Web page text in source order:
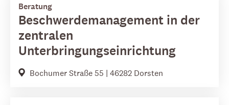
Beratung
Beschwerdemanagement in der
zentralen
Unterbringungseinrichtung
Bochumer Straße 55 | 46282 Dorsten